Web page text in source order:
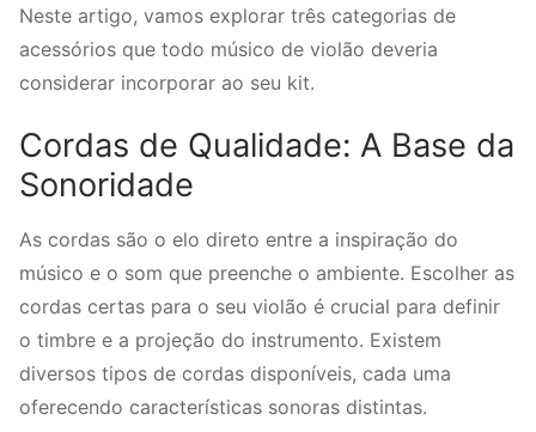
Neste artigo, vamos explorar três categorias de
acessórios que todo músico de violão deveria
considerar incorporar ao seu kit.
Cordas de Qualidade: A Base da
Sonoridade
As cordas são o elo direto entre a inspiração do
músico e o som que preenche o ambiente. Escolher as
cordas certas para o seu violão é crucial para definir
o timbre e a projeção do instrumento. Existem
diversos tipos de cordas disponíveis, cada uma
oferecendo características sonoras distintas.